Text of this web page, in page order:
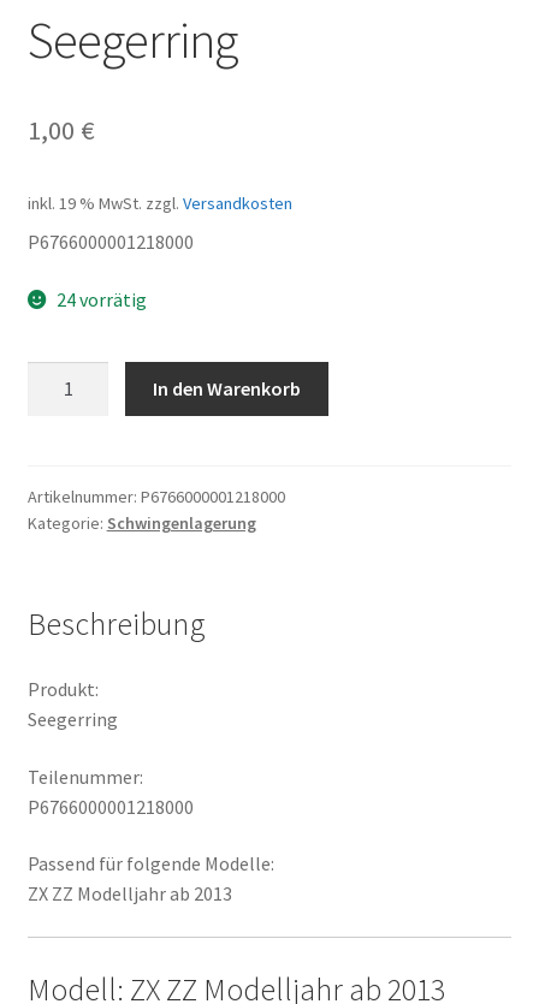
Seegerring
1,00 €
inkl. 19 % MwSt. zzgl. Versandkosten
P6766000001218000
24 vorrätig
In den Warenkorb
Artikelnummer: P6766000001218000
Kategorie: Schwingenlagerung
Beschreibung
Produkt:
Seegerring
Teilenummer:
P6766000001218000
Passend für folgende Modelle:
ZX ZZ Modelljahr ab 2013
Modell: ZX ZZ Modelljahr ab 2013